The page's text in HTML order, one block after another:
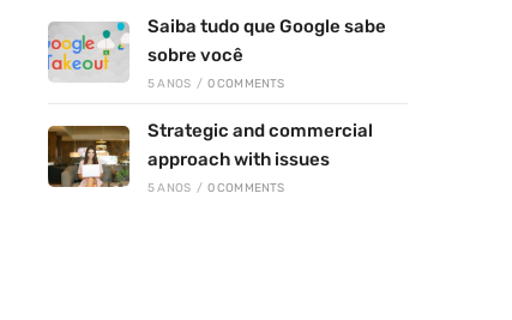
Saiba tudo que Google sabe
sobre você
5 ANOS / 0 COMMENTS
Strategic and commercial
approach with issues
5 ANOS / 0 COMMENTS